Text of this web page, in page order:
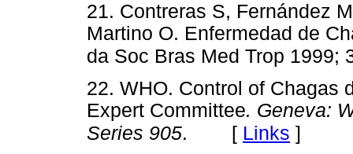
21. Contreras S, Fernández
Martino O. Enfermedad de
da Soc Bras Med Trop 1999;
22. WHO. Control of Chagas
Expert Committee. Geneva:
Series 905. [ Links ]